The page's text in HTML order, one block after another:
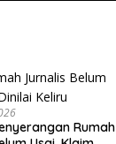
Rumah